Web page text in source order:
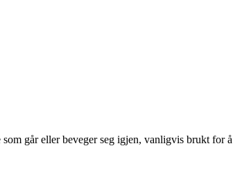
går eller beveger seg igjen, vanligvis brukt for